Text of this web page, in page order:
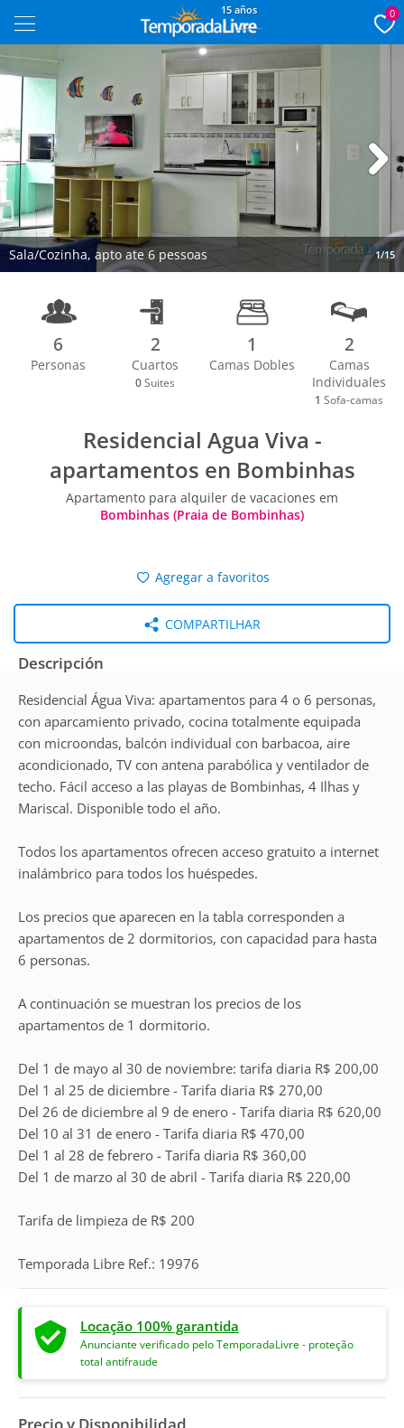
15 años 0
Sala/Cozinha, apto ate 6 pessoas 1/15
6
Personas
2
Cuartos
0 Suites
1
Camas Dobles
2
Camas
Individuales
1 Sofa-camas
Residencial Agua Viva -
apartamentos en Bombinhas
Apartamento para alquiler de vacaciones em
Bombinhas (Praia de Bombinhas)
Agregar a favoritos
COMPARTILHAR
Descripción
Residencial Água Viva: apartamentos para 4 o 6 personas,
con aparcamiento privado, cocina totalmente equipada
con microondas, balcón individual con barbacoa, aire
acondicionado, TV con antena parabólica y ventilador de
techo. Fácil acceso a las playas de Bombinhas, 4 Ilhas y
Mariscal. Disponible todo el año.
Todos los apartamentos ofrecen acceso gratuito a internet
inalámbrico para todos los huéspedes.
Los precios que aparecen en la tabla corresponden a
apartamentos de 2 dormitorios, con capacidad para hasta
6 personas.
A continuación se muestran los precios de los
apartamentos de 1 dormitorio.
Del 1 de mayo al 30 de noviembre: tarifa diaria R$ 200,00
Del 1 al 25 de diciembre - Tarifa diaria R$ 270,00
Del 26 de diciembre al 9 de enero - Tarifa diaria R$ 620,00
Del 10 al 31 de enero - Tarifa diaria R$ 470,00
Del 1 al 28 de febrero - Tarifa diaria R$ 360,00
Del 1 de marzo al 30 de abril - Tarifa diaria R$ 220,00
Tarifa de limpieza de R$ 200
Temporada Libre Ref.: 19976
Locação 100% garantida
Anunciante verificado pelo TemporadaLivre - proteção
total antifraude